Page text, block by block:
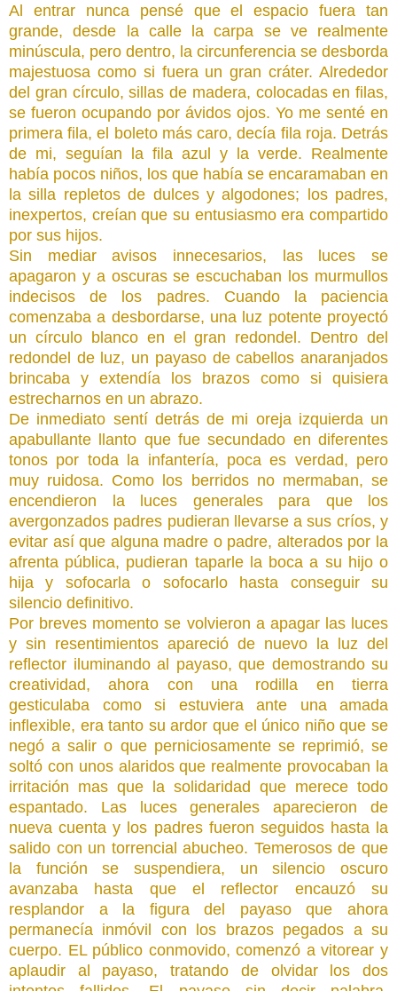
Al entrar nunca pensé que el espacio fuera tan
grande, desde la calle la carpa se ve realmente
minúscula, pero dentro, la circunferencia se desborda
majestuosa como si fuera un gran cráter. Alrededor
del gran círculo, sillas de madera, colocadas en filas,
se fueron ocupando por ávidos ojos. Yo me senté en
primera fila, el boleto más caro, decía fila roja. Detrás
de mi, seguían la fila azul y la verde. Realmente
había pocos niños, los que había se encaramaban en
la silla repletos de dulces y algodones; los padres,
inexpertos, creían que su entusiasmo era compartido
por sus hijos.
Sin mediar avisos innecesarios, las luces se
apagaron y a oscuras se escuchaban los murmullos
indecisos de los padres. Cuando la paciencia
comenzaba a desbordarse, una luz potente proyectó
un círculo blanco en el gran redondel. Dentro del
redondel de luz, un payaso de cabellos anaranjados
brincaba y extendía los brazos como si quisiera
estrecharnos en un abrazo.
De inmediato sentí detrás de mi oreja izquierda un
apabullante llanto que fue secundado en diferentes
tonos por toda la infantería, poca es verdad, pero
muy ruidosa. Como los berridos no mermaban, se
encendieron la luces generales para que los
avergonzados padres pudieran llevarse a sus críos, y
evitar así que alguna madre o padre, alterados por la
afrenta pública, pudieran taparle la boca a su hijo o
hija y sofocarla o sofocarlo hasta conseguir su
silencio definitivo.
Por breves momento se volvieron a apagar las luces
y sin resentimientos apareció de nuevo la luz del
reflector iluminando al payaso, que demostrando su
creatividad, ahora con una rodilla en tierra
gesticulaba como si estuviera ante una amada
inflexible, era tanto su ardor que el único niño que se
negó a salir o que perniciosamente se reprimió, se
soltó con unos alaridos que realmente provocaban la
irritación mas que la solidaridad que merece todo
espantado. Las luces generales aparecieron de
nueva cuenta y los padres fueron seguidos hasta la
salido con un torrencial abucheo. Temerosos de que
la función se suspendiera, un silencio oscuro
avanzaba hasta que el reflector encauzó su
resplandor a la figura del payaso que ahora
permanecía inmóvil con los brazos pegados a su
cuerpo. EL público conmovido, comenzó a vitorear y
aplaudir al payaso, tratando de olvidar los dos